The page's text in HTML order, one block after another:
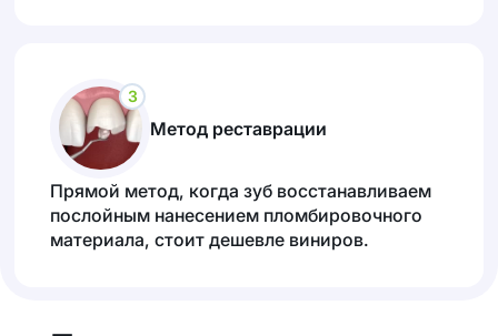
3
Метод реставрации
Прямой метод, когда зуб восстанавливаем
послойным нанесением пломбировочного
материала, стоит дешевле виниров.